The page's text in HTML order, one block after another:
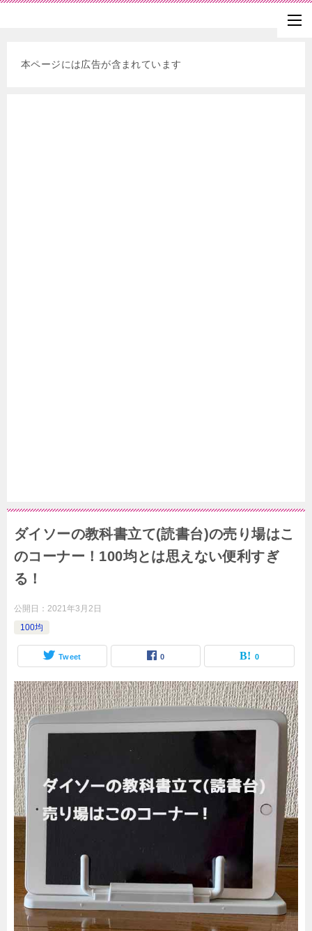
本ページには広告が含まれています
ダイソーの教科書立て(読書台)の売り場はこ
のコーナー！100均とは思えない便利すぎ
る！
公開日： 2021年3月2日
100均
Tweet 0 0